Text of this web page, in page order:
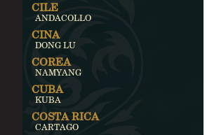
CILE
ANDACOLLO
CINA
DONG LU
COREA
NAMYANG
CUBA
KUBA
COSTA RICA
CARTAGO